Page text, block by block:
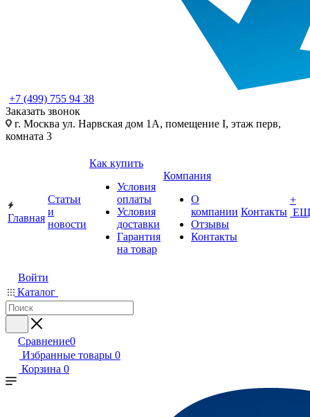
+7 (499) 755 94 38
Заказать звонок
г. Москва ул. Нарвская дом 1А, помещение I, этаж перв,
комната 3
Главная
Статьи
и
новости
Как купить
Условия
оплаты
Условия
доставки
Гарантия
на товар
Компания
О
компании
Отзывы
Контакты
Контакты
+
Войти
Каталог
Сравнение0
Избранные товары 0
Корзина 0